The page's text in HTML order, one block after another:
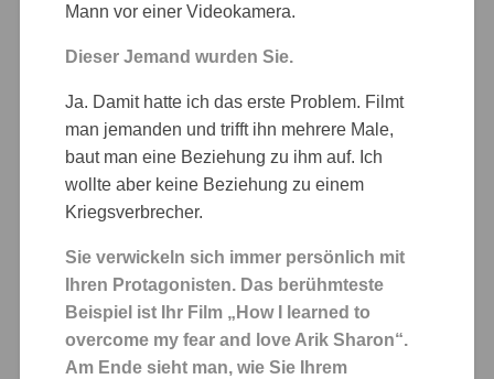
Mann vor einer Videokamera.
Dieser Jemand wurden Sie.
Ja. Damit hatte ich das erste Problem. Filmt
man jemanden und trifft ihn mehrere Male,
baut man eine Beziehung zu ihm auf. Ich
wollte aber keine Beziehung zu einem
Kriegsverbrecher.
Sie verwickeln sich immer persönlich mit
Ihren Protagonisten. Das berühmteste
Beispiel ist Ihr Film „How I learned to
overcome my fear and love Arik Sharon“.
Am Ende sieht man, wie Sie Ihrem